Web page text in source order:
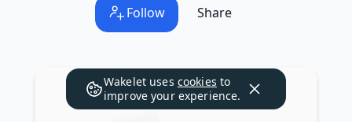
Follow Share
Wakelet uses cookies to
improve your experience.